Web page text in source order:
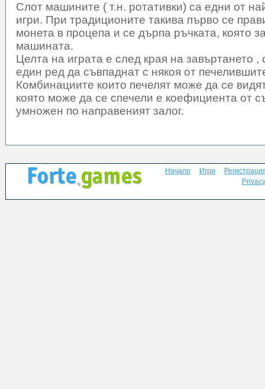
Слот машините ( т.н. ротативки) са едни от
игри. При традиционите такива първо се
монета в процепа и се дърпа ръчката, която
машината.
Целта на играта е след края на завъртането
един ред да съвпаднат с някоя от
Комбинациите които печелят може да се
която може да се спечели е коефициента от
умножен по направеният залог.
Начало Игри